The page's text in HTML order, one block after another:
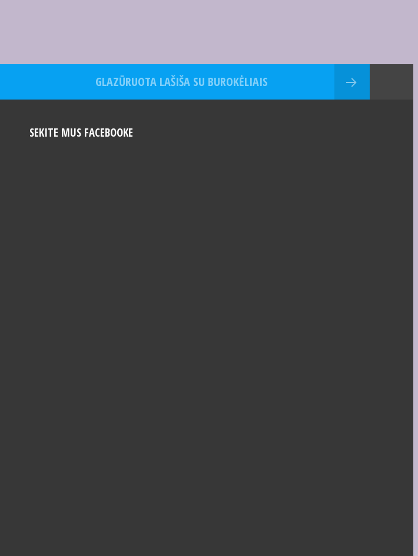
GLAZŪRUOTA LAŠIŠA SU BUROKĖLIAIS
SEKITE MUS FACEBOOKE